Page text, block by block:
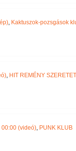
, Kaktuszok-pozsgások
, HIT REMÉNY SZERETET
00:00 (videó), PUNK KLUB